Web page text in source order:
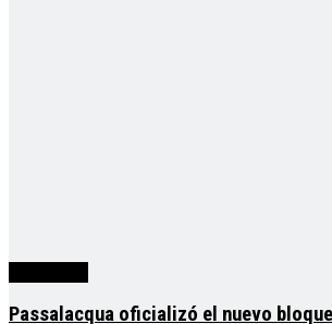
Passalacqua oficializó el nuevo